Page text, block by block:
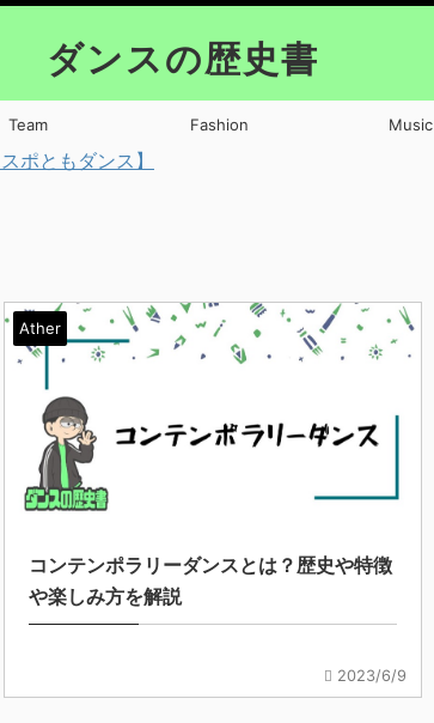
ダンスの歴史書
Team Fashion Music
ポともダンス】
Ather
コンテンポラリーダンスとは？歴史や特徴
や楽しみ方を解説
2023/6/9